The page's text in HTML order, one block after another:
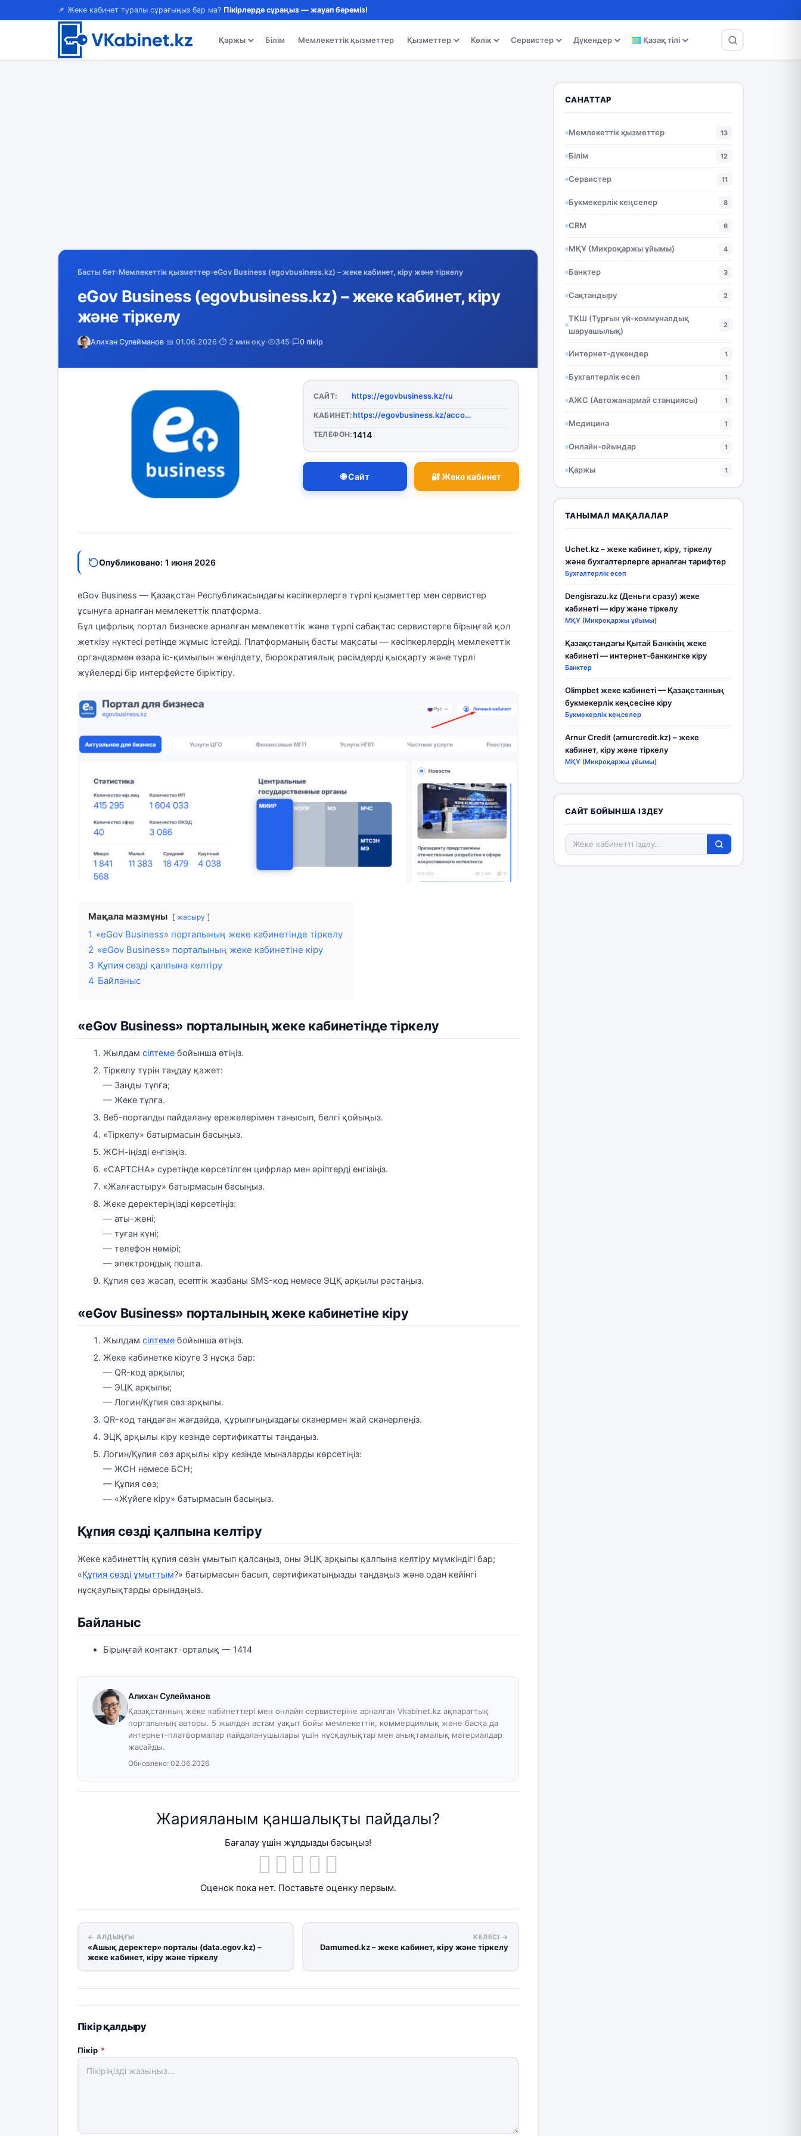
📌 Жеке кабинет туралы сұрағыңыз бар ма? Пікірлерде сұраңыз — жауап береміз!
Қаржы Білім Мемлекеттік қызметтер Қызметтер Көлік Сервистер Дүкендер Қазақ тілі
Басты бет›Мемлекеттік қызметтер›eGov Business (egovbusiness.kz) – жеке кабинет, кіру және тіркелу
eGov Business (egovbusiness.kz) – жеке кабинет, кіру
және тіркелу
Алихан Сулейманов·📅 01.06.2026·⏱️ 2 мин оқу· 345· 0 пікір
САЙТ: https://egovbusiness.kz/ru
КАБИНЕТ: https://egovbusiness.kz/account.html
ТЕЛЕФОН:1414
🌐 Сайт 🔐 Жеке кабинет
Опубликовано: 1 июня 2026
eGov Business — Қазақстан Республикасындағы кәсіпкерлерге түрлі қызметтер мен сервистер
ұсынуға арналған мемлекеттік платформа.
Бұл цифрлық портал бизнеске арналған мемлекеттік және түрлі сабақтас сервистерге бірыңғай қол
жеткізу нүктесі ретінде жұмыс істейді. Платформаның басты мақсаты — кәсіпкерлердің мемлекеттік
органдармен өзара іс-қимылын жеңілдету, бюрократиялық рәсімдерді қысқарту және түрлі
жүйелерді бір интерфейсте біріктіру.
Мақала мазмұны жасыру
1 «eGov Business» порталының жеке кабинетінде тіркелу
2 «eGov Business» порталының жеке кабинетіне кіру
3 Құпия сөзді қалпына келтіру
4 Байланыс
«eGov Business» порталының жеке кабинетінде тіркелу
Жылдам сілтеме бойынша өтіңіз.
Тіркелу түрін таңдау қажет:
— Заңды тұлға;
— Жеке тұлға.
Веб-порталды пайдалану ережелерімен танысып, белгі қойыңыз.
«Тіркелу» батырмасын басыңыз.
ЖСН-іңізді енгізіңіз.
«CAPTCHA» суретінде көрсетілген цифрлар мен әріптерді енгізіңіз.
«Жалғастыру» батырмасын басыңыз.
Жеке деректеріңізді көрсетіңіз:
— аты-жөні;
— туған күні;
— телефон нөмірі;
— электрондық пошта.
Құпия сөз жасап, есептік жазбаны SMS-код немесе ЭЦҚ арқылы растаңыз.
«eGov Business» порталының жеке кабинетіне кіру
Жылдам сілтеме бойынша өтіңіз.
Жеке кабинетке кіруге 3 нұсқа бар:
— QR-код арқылы;
— ЭЦҚ арқылы;
— Логин/Құпия сөз арқылы.
QR-код таңдаған жағдайда, құрылғыңыздағы сканермен жай сканерлеңіз.
ЭЦҚ арқылы кіру кезінде сертификатты таңдаңыз.
Логин/Құпия сөз арқылы кіру кезінде мыналарды көрсетіңіз:
— ЖСН немесе БСН;
— Құпия сөз;
— «Жүйеге кіру» батырмасын басыңыз.
Құпия сөзді қалпына келтіру
Жеке кабинеттің құпия сөзін ұмытып қалсаңыз, оны ЭЦҚ арқылы қалпына келтіру мүмкіндігі бар;
«Құпия сөзді ұмыттым?» батырмасын басып, сертификатыңызды таңдаңыз және одан кейінгі
нұсқаулықтарды орындаңыз.
Байланыс
Бірыңғай контакт-орталық — 1414
Алихан Сулейманов
Қазақстанның жеке кабинеттері мен онлайн сервистеріне арналған Vkabinet.kz ақпараттық
порталының авторы. 5 жылдан астам уақыт бойы мемлекеттік, коммерциялық және басқа да
интернет-платформалар пайдаланушылары үшін нұсқаулықтар мен анықтамалық материалдар
жасайды.
Обновлено: 02.06.2026
Жарияланым қаншалықты пайдалы?
Бағалау үшін жұлдызды басыңыз!
Оценок пока нет. Поставьте оценку первым.
← АЛДЫҢҒЫ
«Ашық деректер» порталы (data.egov.kz) –
жеке кабинет, кіру және тіркелу
КЕЛЕСІ →
Damumed.kz – жеке кабинет, кіру және тіркелу
Пікір қалдыру
Пікір *
САНАТТАР
Мемлекеттік қызметтер 13
Білім 12
Сервистер 11
Букмекерлік кеңселер 8
CRM 6
МҚҰ (Микроқаржы ұйымы) 4
Банктер 3
Сақтандыру 2
ТКШ (Тұрғын үй-коммуналдық
шаруашылық)
2
Интернет-дүкендер 1
Бухгалтерлік есеп 1
АЖС (Автожанармай станциясы) 1
Медицина 1
Онлайн-ойындар 1
Қаржы 1
ТАНЫМАЛ МАҚАЛАЛАР
Uchet.kz – жеке кабинет, кіру, тіркелу
және бухгалтерлерге арналған тарифтер
Бухгалтерлік есеп
Dengisrazu.kz (Деньги сразу) жеке
кабинеті — кіру және тіркелу
МҚҰ (Микроқаржы ұйымы)
Қазақстандағы Қытай Банкінің жеке
кабинеті — интернет-банкингке кіру
Банктер
Olimpbet жеке кабинеті — Қазақстанның
букмекерлік кеңсесіне кіру
Букмекерлік кеңселер
Arnur Credit (arnurcredit.kz) – жеке
кабинет, кіру және тіркелу
МҚҰ (Микроқаржы ұйымы)
САЙТ БОЙЫНША ІЗДЕУ